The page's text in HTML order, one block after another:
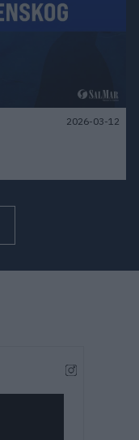
2026-03-12